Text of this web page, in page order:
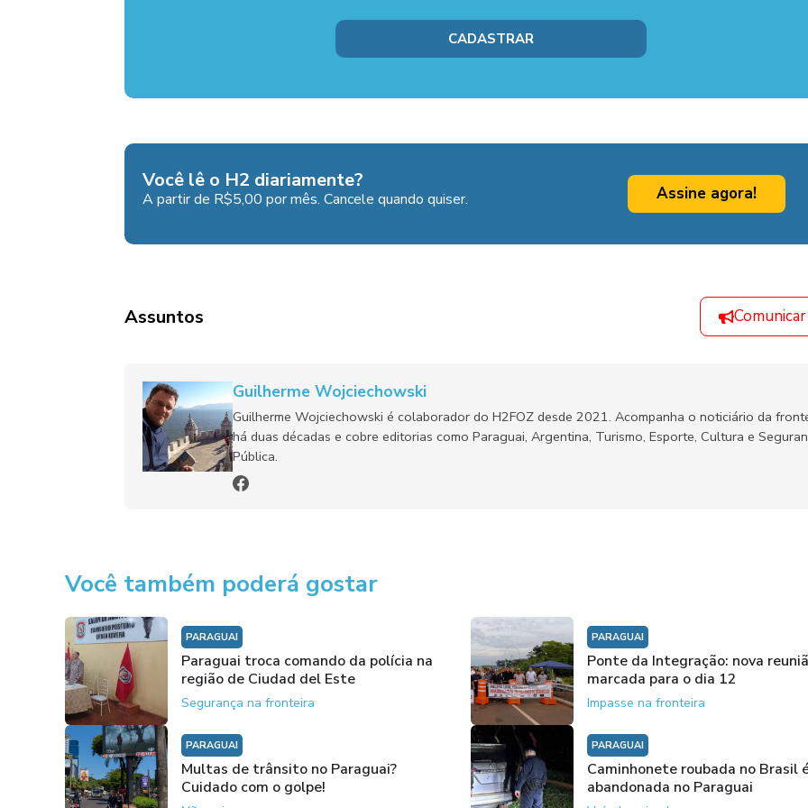
Você lê o H2 diariamente?
A partir de R$5,00 por mês. Cancele quando quiser. Assine agora!
Assuntos
Guilherme Wojciechowski
Guilherme Wojciechowski é colaborador do H2FOZ desde 2021. Acompanha o noticiário da
há duas décadas e cobre editorias como Paraguai, Argentina, Turismo, Esporte, Cultura e
Pública.
Você também poderá gostar
PARAGUAI
Paraguai troca comando da polícia na
região de Ciudad del Este
Segurança na fronteira
PARAGUAI
Ponte da Integração: nova
marcada para o dia 12
Impasse na fronteira
PARAGUAI
Multas de trânsito no Paraguai?
Cuidado com o golpe!
PARAGUAI
Caminhonete roubada no Brasil
abandonada no Paraguai